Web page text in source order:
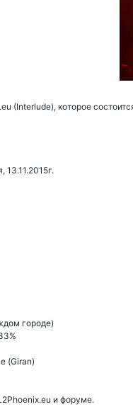
(Interlude), которое
13.11.2015г.
городе)
(Giran)
и форуме.